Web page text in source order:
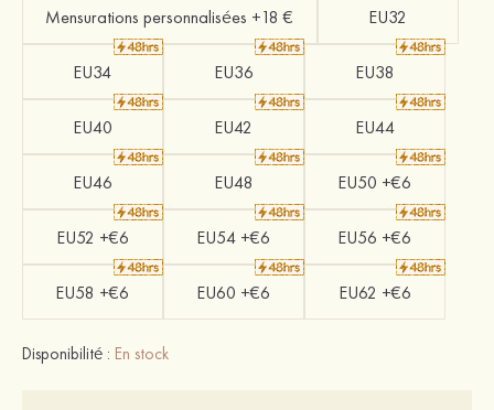
Mensurations personnalisées +18 € EU32
EU34 EU36 EU38
EU40 EU42 EU44
EU46 EU48 EU50 +€6
EU52 +€6 EU54 +€6 EU56 +€6
EU58 +€6 EU60 +€6 EU62 +€6
Disponibilité : En stock